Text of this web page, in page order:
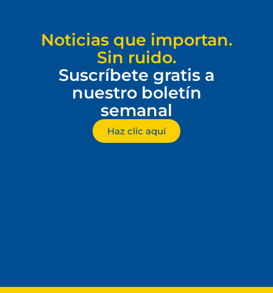
Noticias que importan.
Sin ruido.
Suscríbete gratis a
nuestro boletín
semanal
Haz clic aquí